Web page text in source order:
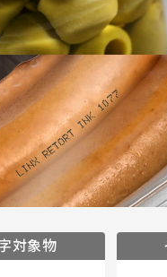
対象物